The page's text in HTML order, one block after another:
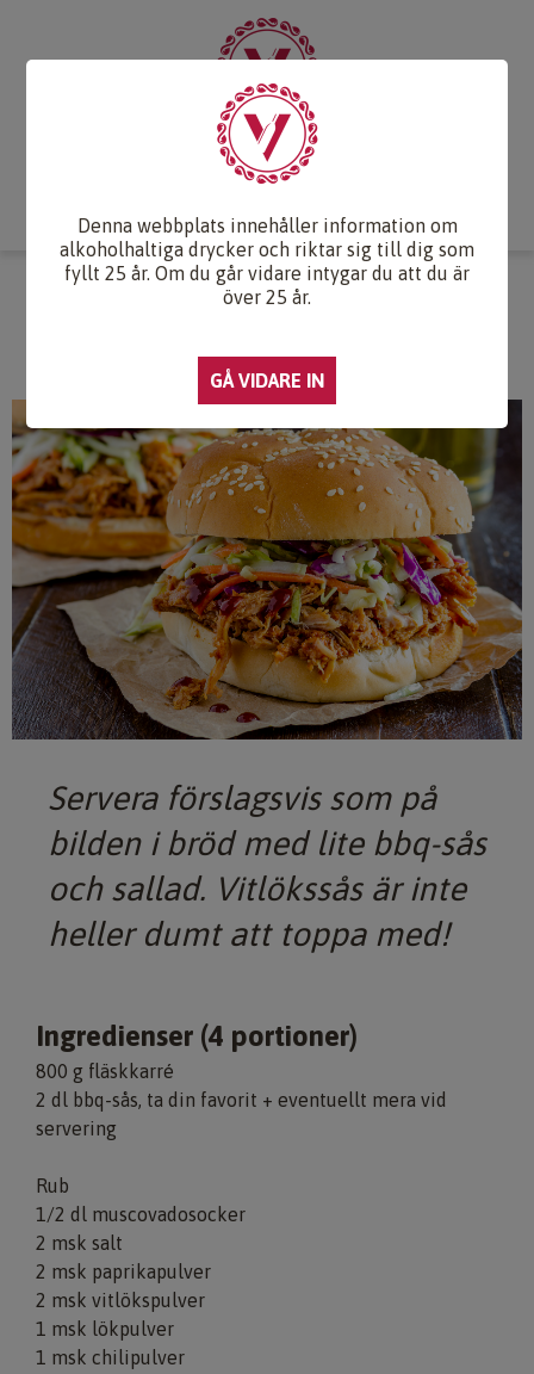
Druvlexikon
Webb-TV Om oss
PULLED PORK MED FRÄSCH
Servera förslagsvis som på
bilden i bröd med lite bbq-sås
och sallad. Vitlökssås är inte
heller dumt att toppa med!
Ingredienser (4 portioner)
800 g fläskkarré
2 dl bbq-sås, ta din favorit + eventuellt mera vid
servering
Rub
1/2 dl muscovadosocker
2 msk salt
2 msk paprikapulver
2 msk vitlökspulver
1 msk lökpulver
1 msk chilipulver
Denna webbplats innehåller information om
alkoholhaltiga drycker och riktar sig till dig som
fyllt 25 år. Om du går vidare intygar du att du är
över 25 år.